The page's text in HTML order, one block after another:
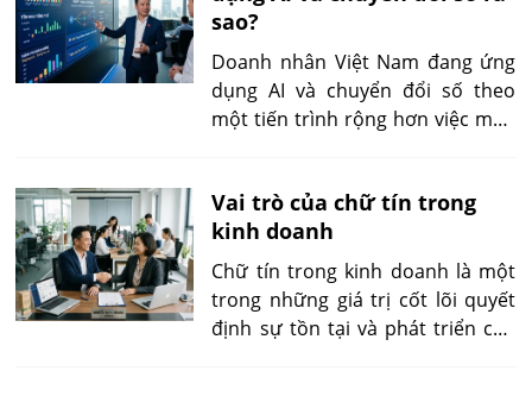
một nền tảng có thể mở rộng.
sao?
Doanh nhân Việt Nam đang ứng
dụng AI và chuyển đổi số theo
một tiến trình rộng hơn việc mua
quy trình để tạo dữ liệu, kết nối
dữ liệu giữa các bộ phận, sử dụng
hệ thống quản trị để kiểm soát
hoạt động và đưa AI vào những
công việc có thể dự báo, tự động
hóa hoặc hỗ trợ ra quyết định.
Vai trò của chữ tín trong
kinh doanh
Chữ tín trong kinh doanh là một
trong những giá trị cốt lõi quyết
định sự tồn tại và phát triển của